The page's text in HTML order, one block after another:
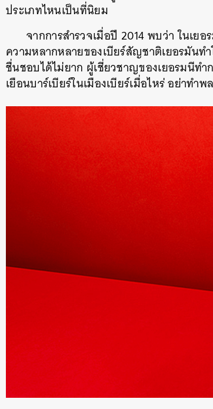
ประเภทไหนเป็นที่นิยม
จากการสำรวจเมื่อปี 2014 พบว่า ในเย
ความหลากหลายของเบียร์สัญชาติเยอรมัน
ชื่นชอบได้ไม่ยาก ผู้เชี่ยวชาญของเยอรมนีทำ
เยือนบาร์เบียร์ในเมืองเบียร์เมื่อไหร่ อย่าทำ